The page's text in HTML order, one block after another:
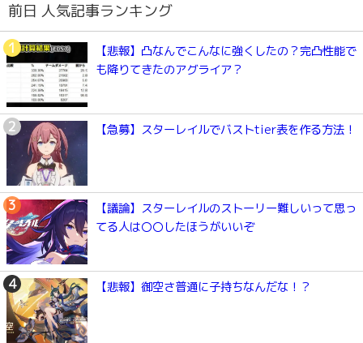
前日 人気記事ランキング
【悲報】凸なんでこんなに強くしたの？完凸性能で
も降りてきたのアグライア？
【急募】スターレイルでバストtier表を作る方法！
【議論】スターレイルのストーリー難しいって思っ
てる人は〇〇したほうがいいぞ
【悲報】御空さ普通に子持ちなんだな！？